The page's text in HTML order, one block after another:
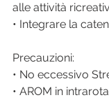
alle attività
• Integrare la
Precauzioni:
• No eccessivo
• AROM in